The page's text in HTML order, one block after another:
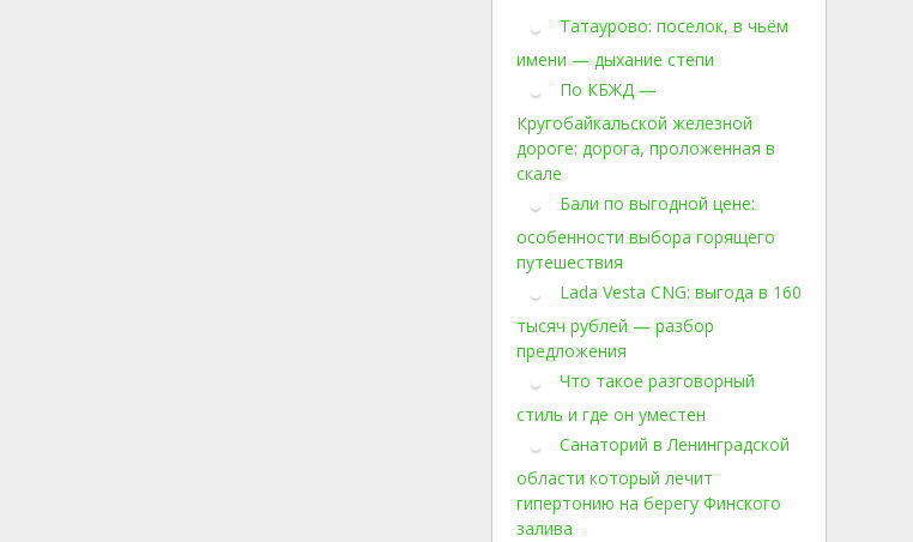
Татаурово: поселок, в чьём
имени — дыхание степи
По КБЖД —
Кругобайкальской железной
дороге: дорога, проложенная в
скале
Бали по выгодной цене:
особенности выбора горящего
путешествия
Lada Vesta CNG: выгода в 160
тысяч рублей — разбор
предложения
Что такое разговорный
стиль и где он уместен
Санаторий в Ленинградской
области который лечит
гипертонию на берегу Финского
залива